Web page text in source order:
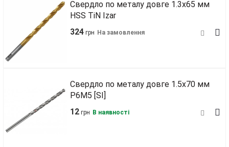
Свердло по металу довге 1.3х65 мм
HSS TiN Izar
324 грн На замовлення
Свердло по металу довге 1.5х70 мм
Р6М5 [SI]
12 грн В наявності